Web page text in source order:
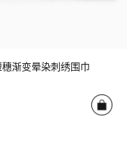
渐变晕染刺绣围巾